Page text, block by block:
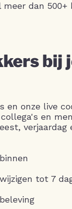
meer dan 500+
bij
en onze live
en
verjaardag
tot 7